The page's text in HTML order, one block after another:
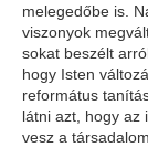
melegedőbe is.
viszonyok
sokat beszélt
hogy Isten
református
látni azt, hogy az
vesz a